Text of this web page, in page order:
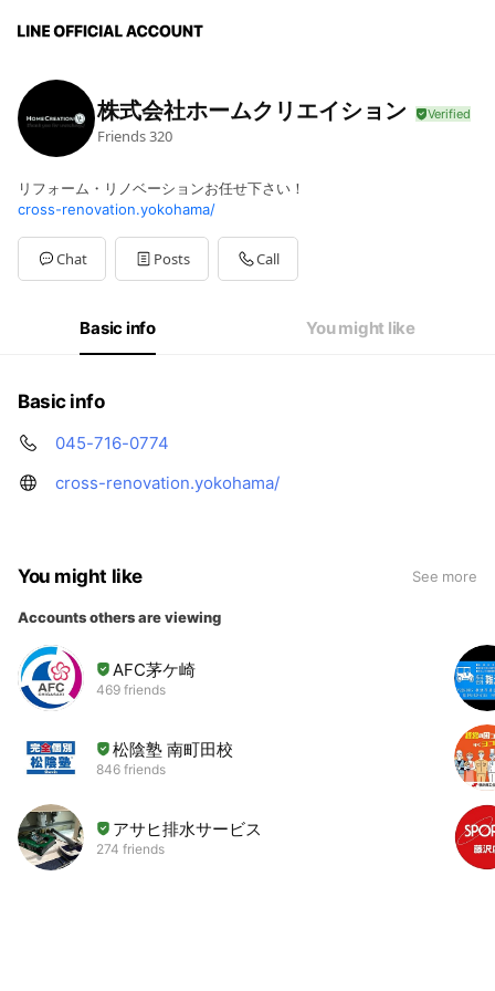
株式会社ホームクリエイション
Friends320
リフォーム・リノベーションお任せ下さい！
cross-renovation.yokohama/
Chat Posts Call
Basic info You might like
Basic info
045-716-0774
cross-renovation.yokohama/
You might like See more
Accounts others are viewing
AFC茅ケ崎
469 friends
松陰塾 南町田校
846 friends
アサヒ排水サービス
274 friends